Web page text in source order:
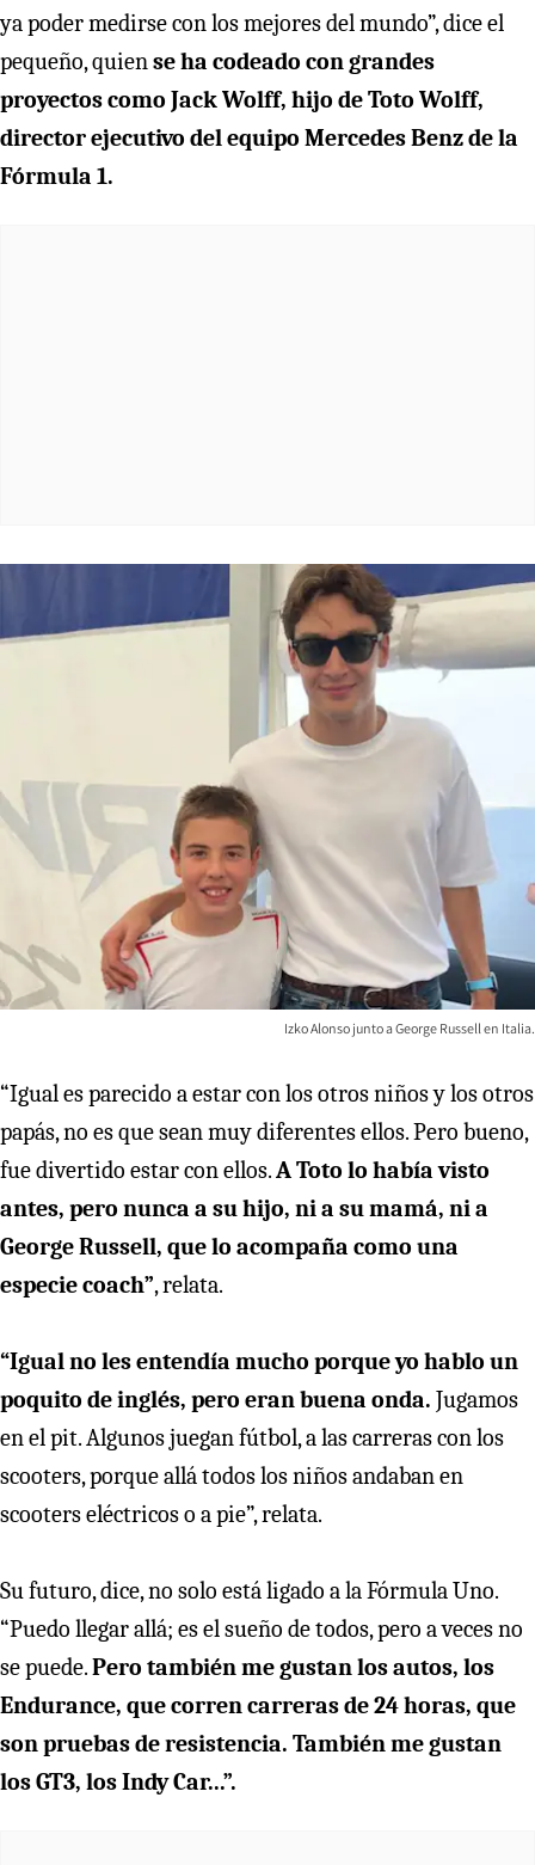
ya poder medirse con los mejores del mundo”, dice el
pequeño, quien se ha codeado con grandes
proyectos como Jack Wolff, hijo de Toto Wolff,
director ejecutivo del equipo Mercedes Benz de la
Fórmula 1.
Izko Alonso junto a George Russell en Italia.
“Igual es parecido a estar con los otros niños y los otros
papás, no es que sean muy diferentes ellos. Pero bueno,
fue divertido estar con ellos.A Toto lo había visto
antes, pero nunca a su hijo, ni a su mamá, ni a
George Russell, que lo acompaña como una
especie coach”, relata.
“Igual no les entendía mucho porque yo hablo un
poquito de inglés, pero eran buena onda. Jugamos
en el pit. Algunos juegan fútbol, a las carreras con los
scooters, porque allá todos los niños andaban en
scooters eléctricos o a pie”, relata.
Su futuro, dice, no solo está ligado a la Fórmula Uno.
“Puedo llegar allá; es el sueño de todos, pero a veces no
se puede.Pero también me gustan los autos, los
Endurance, que corren carreras de 24 horas, que
son pruebas de resistencia. También me gustan
los GT3, los Indy Car...”.